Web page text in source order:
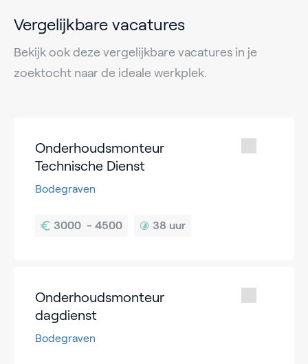
Vergelijkbare vacatures
Bekijk ook deze vergelijkbare vacatures in je
zoektocht naar de ideale werkplek.
Onderhoudsmonteur
Technische Dienst
Bodegraven
38 uur
Onderhoudsmonteur
dagdienst
Bodegraven